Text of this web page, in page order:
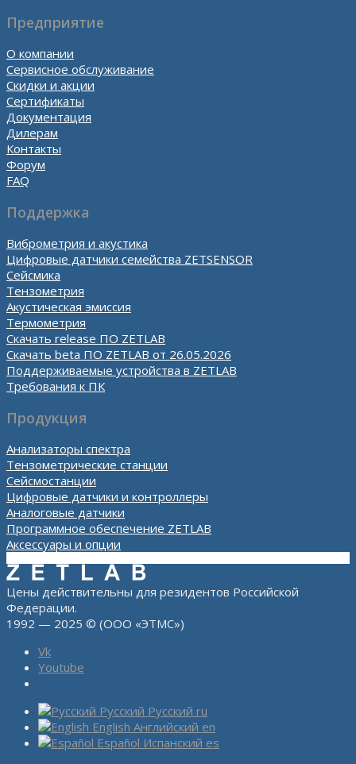
Предприятие
О компании
Сервисное обслуживание
Скидки и акции
Сертификаты
Документация
Дилерам
Контакты
Форум
FAQ
Поддержка
Виброметрия и акустика
Цифровые датчики семейства ZETSENSOR
Сейсмика
Тензометрия
Акустическая эмиссия
Термометрия
Скачать release ПО ZETLAB
Скачать beta ПО ZETLAB от 26.05.2026
Поддерживаемые устройства в ZETLAB
Требования к ПК
Продукция
Анализаторы спектра
Тензометрические станции
Сейсмостанции
Цифровые датчики и контроллеры
Аналоговые датчики
Программное обеспечение ZETLAB
Аксессуары и опции
Цены действительны для резидентов Российской
Федерации.
1992 — 2025 © (ООО «ЭТМС»)
Vk
Youtube
Русский Русский ru
English Английский en
Español Испанский es